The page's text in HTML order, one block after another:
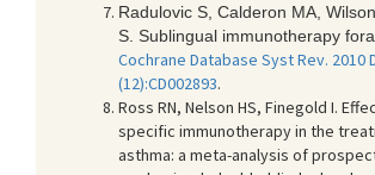
Radulovic S, Calderon MA,
S. Sublingual immunotherapy
Cochrane Database Syst Rev. 2010
(12):CD002893.
Ross RN, Nelson HS, Finegold I.
specific immunotherapy in the
asthma: a meta-analysis of